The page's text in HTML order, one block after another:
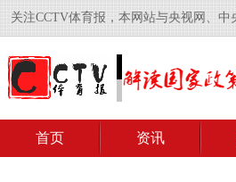
关注CCTV体育报，本网站与央视网、中
首页 资讯